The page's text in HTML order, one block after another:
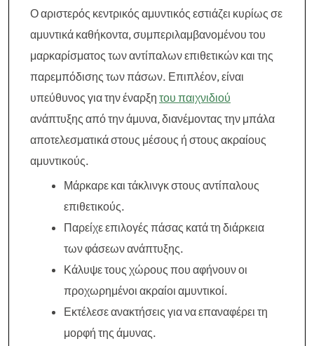
Ο αριστερός κεντρικός αμυντικός εστιάζει κυρίως σε
αμυντικά καθήκοντα, συμπεριλαμβανομένου του
μαρκαρίσματος των αντίπαλων επιθετικών και της
παρεμπόδισης των πάσων. Επιπλέον, είναι
υπεύθυνος για την έναρξη του παιχνιδιού
ανάπτυξης από την άμυνα, διανέμοντας την μπάλα
αποτελεσματικά στους μέσους ή στους ακραίους
αμυντικούς.
Μάρκαρε και τάκλινγκ στους αντίπαλους
επιθετικούς.
Παρείχε επιλογές πάσας κατά τη διάρκεια
των φάσεων ανάπτυξης.
Κάλυψε τους χώρους που αφήνουν οι
προχωρημένοι ακραίοι αμυντικοί.
Εκτέλεσε ανακτήσεις για να επαναφέρει τη
μορφή της άμυνας.